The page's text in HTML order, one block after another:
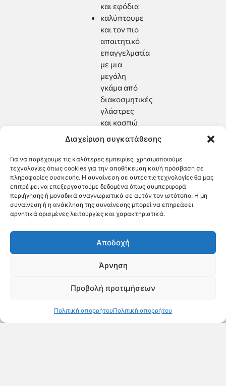
Διαχείριση συγκατάθεσης
Για να παρέχουμε τις καλύτερες εμπειρίες, χρησιμοποιούμε
τεχνολογίες όπως cookies για την αποθήκευση και/ή πρόσβαση σε
πληροφορίες συσκευής. Η συναίνεση σε αυτές τις τεχνολογίες θα μας
επιτρέψει να επεξεργαστούμε δεδομένα όπως συμπεριφορά
περιήγησης ή μοναδικά αναγνωριστικά σε αυτόν τον ιστότοπο. Η μη
συναίνεση ή η ανάκληση της συναίνεσης μπορεί να επηρεάσει
αρνητικά ορισμένες λειτουργίες και χαρακτηριστικά.
Αποδοχή
Άρνηση
Προβολή προτιμήσεων
Πολιτική απορρήτουΠολιτική απορρήτου
και εφόδια
καλύπτουμε
και τον πιο
απαιτητικό
επαγγελματία
με μια
μεγάλη
γκάμα από
διακοσμητικές
γλάστρες
και κασπώ
Περισσότερα
Προϊόντα με
φροντίδα, σεβασμό
και την εγγύηση του
ονόματός μας
Παράγουμε, εμπορευόμαστε
επαγγελματία συνεργάτη μας
εσωτερικού χώρου, εφόδια,